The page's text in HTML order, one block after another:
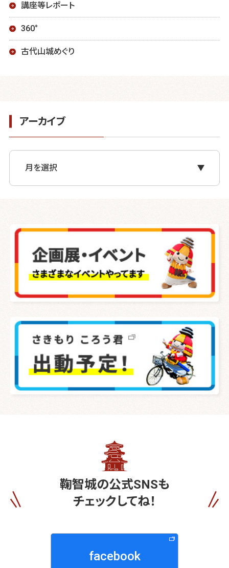
講座等レポート
360°
古代山城めぐり
アーカイブ
鞠智城の公式SNSも
チェックしてね！
facebook